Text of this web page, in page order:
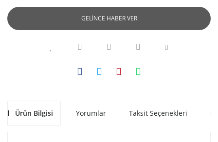
GELİNCE HABER VER
Ürün Bilgisi Yorumlar Taksit Seçenekleri